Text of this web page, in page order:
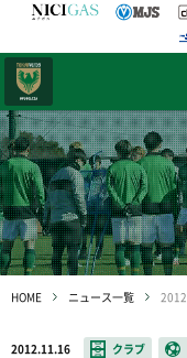
HOME ニュース一覧
2012.11.16 クラブ